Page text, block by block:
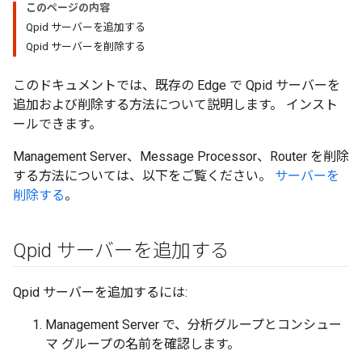
このページの内容
Qpid サーバーを追加する
Qpid サーバーを削除する
このドキュメントでは、既存の Edge で Qpid サーバーを
追加および削除する方法について説明します。 インスト
ールできます。
Management Server、Message Processor、Router を削除
する方法については、以下をご覧ください。 サーバーを
削除する。
Qpid サーバーを追加する
Qpid サーバーを追加するには:
Management Server で、分析グループとコンシュー
マ グループの名前を確認します。